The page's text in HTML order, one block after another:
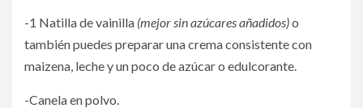
-1 Natilla de vainilla (mejor sin azúcares añadidos)o
también puedes preparar una crema consistente con
maizena, leche y un poco de azúcar o edulcorante.
-Canela en polvo.